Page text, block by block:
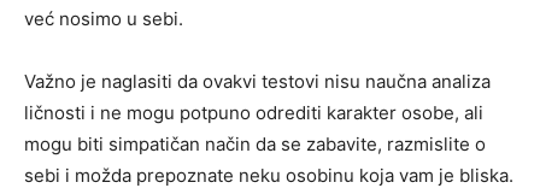
već nosimo u sebi.
Važno je naglasiti da ovakvi testovi nisu naučna analiza
ličnosti i ne mogu potpuno odrediti karakter osobe, ali
mogu biti simpatičan način da se zabavite, razmislite o
sebi i možda prepoznate neku osobinu koja vam je bliska.